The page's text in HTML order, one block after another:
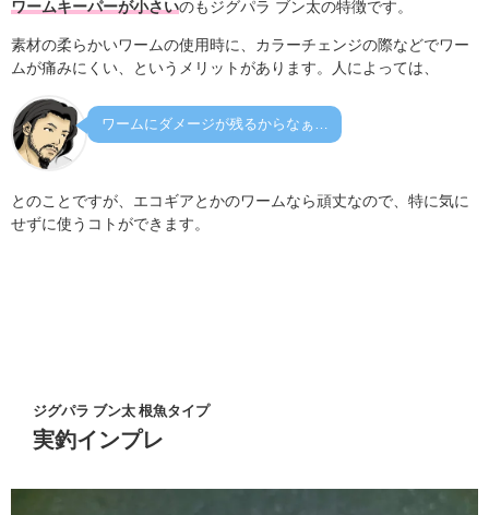
ワームキーパーが小さいのもジグパラ ブン太の特徴です。
素材の柔らかいワームの使用時に、カラーチェンジの際などでワー
ムが痛みにくい、というメリットがあります。人によっては、
ワームにダメージが残るからなぁ…
とのことですが、エコギアとかのワームなら頑丈なので、特に気に
せずに使うコトができます。
ジグパラ ブン太 根魚タイプ
実釣インプレ